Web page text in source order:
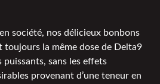
société, nos délicieux bonbons
toujours la même dose de Delta9
sans les effets
provenant d’une teneur en